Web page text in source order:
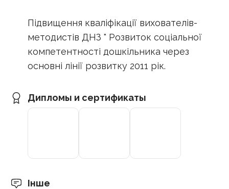
Підвищення кваліфікації вихователів-
методистів ДНЗ " Розвиток соціальної
компетентності дошкільника через
основні лінії розвитку 2011 рік.
Дипломы и сертификаты
Інше